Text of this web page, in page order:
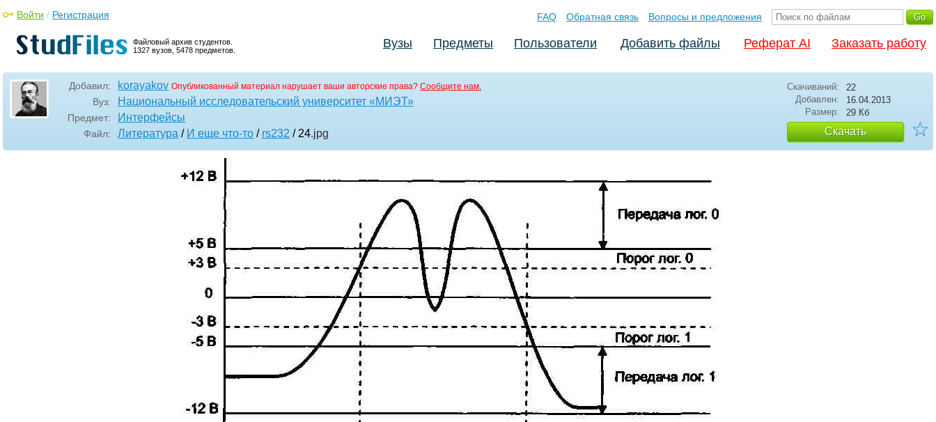
Файловый архив студентов.
1327 вузов, 5478 предметов.
Войти / Регистрация FAQ Обратная связь Вопросы и предложения
Вузы Предметы Пользователи Добавить файлы Реферат AI Заказать работу
Добавил: korayakov Опубликованный материал нарушает ваши авторские права? Сообщите нам.
Вуз: Национальный исследовательский университет «МИЭТ»
Предмет: Интерфейсы
Файл: Литература / И еще что-то / rs232 / 24.jpg
Скачиваний:
22
Добавлен:
16.04.2013
Размер:
29 Кб
Скачать ☆